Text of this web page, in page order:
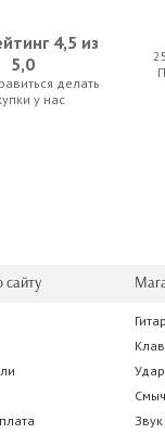
4,5 из
5,0
делать
у нас
сайту
Звук